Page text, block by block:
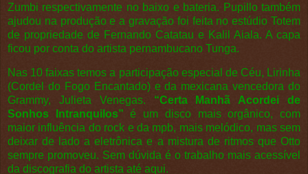
Zumbi respectivamente no baixo e bateria. Pupillo também
ajudou na produção e a gravação foi feita no estúdio Totem
de propriedade de Fernando Catatau e Kalil Aiala. A capa
ficou por conta do artista pernambucano Tunga.
Nas 10 faixas temos a participação especial de Céu, Lirinha
(Cordel do Fogo Encantado) e da mexicana vencedora do
Grammy, Julieta Venegas. “Certa Manhã Acordei de
Sonhos Intranquilos” é um disco mais orgânico, com
maior influência do rock e da mpb, mais melódico, mas sem
deixar de lado a eletrônica e a mistura de ritmos que Otto
sempre promoveu. Sem dúvida é o trabalho mais acessível
da discografia do artista até aqui.